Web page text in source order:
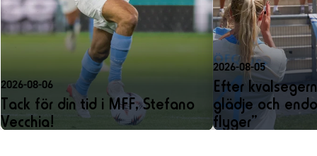
2026-08-06
Tack för din tid i MFF, Stefano
Vecchia!
2026-08-05
Efter
glädje och
flyger”